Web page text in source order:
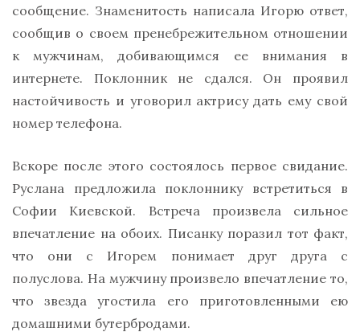
сообщение. Знаменитость написала Игорю ответ,
сообщив о своем пренебрежительном отношении
к мужчинам, добивающимся ее внимания в
интернете. Поклонник не сдался. Он проявил
настойчивость и уговорил актрису дать ему свой
номер телефона.
Вскоре после этого состоялось первое свидание.
Руслана предложила поклоннику встретиться в
Софии Киевской. Встреча произвела сильное
впечатление на обоих. Писанку поразил тот факт,
что они с Игорем понимает друг друга с
полуслова. На мужчину произвело впечатление то,
что звезда угостила его приготовленными ею
домашними бутербродами.